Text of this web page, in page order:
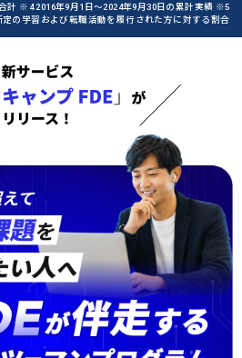
計 ※4 2016年9月1日〜2024年9月30日の累計実績 ※5
定の学習および転職活動を履行された方に対する割合